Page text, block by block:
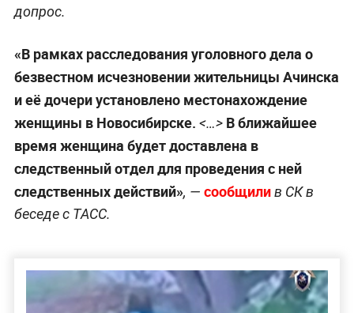
допрос.
«В рамках расследования уголовного дела о
безвестном исчезновении жительницы Ачинска
и её дочери установлено местонахождение
женщины в Новосибирске. <…>В ближайшее
время женщина будет доставлена в
следственный отдел для проведения с ней
следственных действий», — сообщилив СК в
беседе с ТАСС.